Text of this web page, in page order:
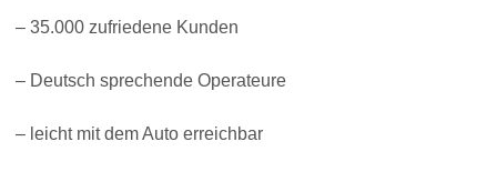
– 35.000 zufriedene Kunden
– Deutsch sprechende Operateure
– leicht mit dem Auto erreichbar